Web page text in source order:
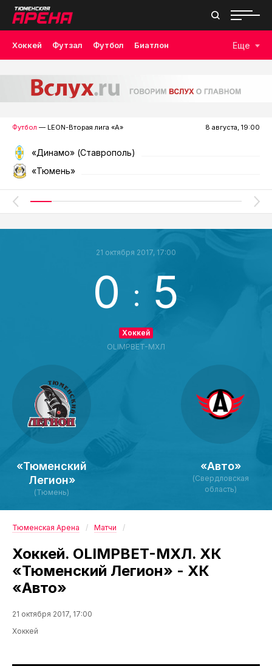
Хоккей Футзал Футбол Биатлон Еще
Футбол — LEON-Вторая лига «А» 8 августа, 19:00
«Динамо» (Ставрополь)
«Тюмень»
«Тюменский
Легион»
(Тюмень)
21 октября 2017, 17:00
0 : 5
Хоккей
OLIMPBET-МХЛ
«Авто»
(Свердловская
область)
Тюменская Арена Матчи
Хоккей. OLIMPBET-МХЛ. ХК
«Тюменский Легион» - ХК
«Авто»
21 октября 2017, 17:00
Хоккей